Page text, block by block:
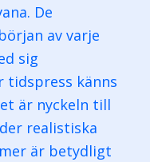
De
av varje
sig
tidspress känns
är nyckeln till
realistiska
är betydligt